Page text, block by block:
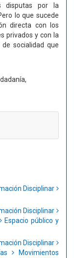
disputas por la
lo que sucede
directa con los
privados y con la
socialidad que
Disciplinar
Disciplinar
Espacio público y
Disciplinar
Movimientos